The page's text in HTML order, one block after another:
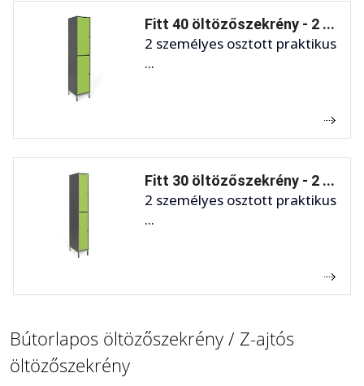
Fitt 40 öltözőszekrény - 2 ...
2 személyes osztott praktikus
...
Fitt 30 öltözőszekrény - 2 ...
2 személyes osztott praktikus
...
Bútorlapos öltözőszekrény / Z-ajtós
öltözőszekrény